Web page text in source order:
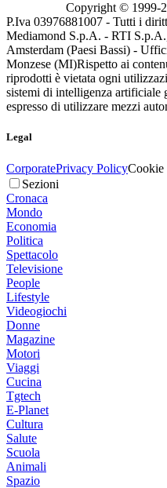
Copyright © 1999-
P.Iva 03976881007 - Tutti i
Mediamond S.p.A. - RTI
Amsterdam (Paesi Bassi) -
Monzese (MI)Rispetto ai
riprodotti è vietata ogni
sistemi di intelligenza artificiale
espresso di utilizzare mezzi
Legal
CorporatePrivacy PolicyCookie
Sezioni
Cronaca
Mondo
Economia
Politica
Spettacolo
Televisione
People
Lifestyle
Videogiochi
Donne
Magazine
Motori
Viaggi
Cucina
Tgtech
E-Planet
Cultura
Salute
Scuola
Animali
Spazio